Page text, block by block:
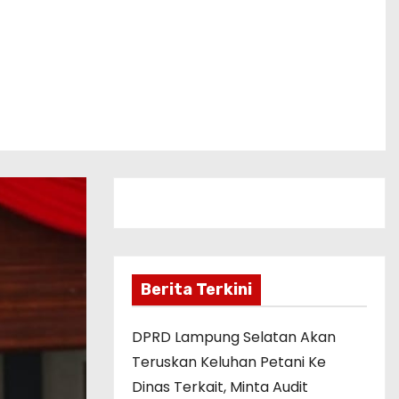
Berita Terkini
DPRD Lampung Selatan Akan
Teruskan Keluhan Petani Ke
Dinas Terkait, Minta Audit